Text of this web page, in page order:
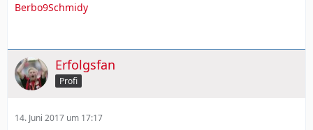
Berbo9Schmidy
Erfolgsfan
Profi
14. Juni 2017 um 17:17